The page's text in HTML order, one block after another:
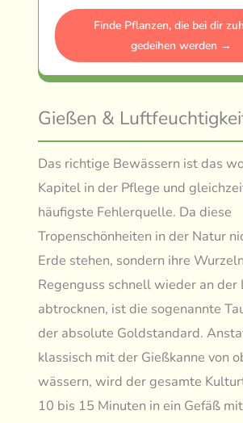
Finde Pflanzen, die bei dir
gedeihen werden →
Gießen &
Das richtige Bewässern ist das
Kapitel in der Pflege und
häufigste Fehlerquelle. Da diese
Tropenschönheiten in der Natur
Erde stehen, sondern ihre
Regenguss schnell wieder an der
abtrocknen, ist die sogenannte
der absolute Goldstandard.
klassisch mit der Gießkanne von
wässern, wird der gesamte
10 bis 15 Minuten in ein Gefäß mit